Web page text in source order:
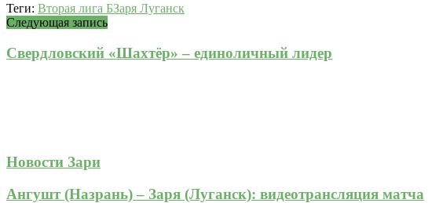
Теги: Вторая лига БЗаря Луганск
Следующая запись
Свердловский «Шахтёр» – единоличный лидер
Новости Зари
Ангушт (Назрань) – Заря (Луганск): видеотрансляция матча